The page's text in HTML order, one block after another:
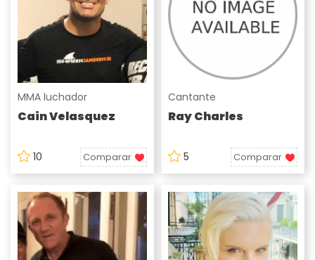
MMA luchador
Cain Velasquez
10 Comparar
Cantante
Ray Charles
5 Comparar